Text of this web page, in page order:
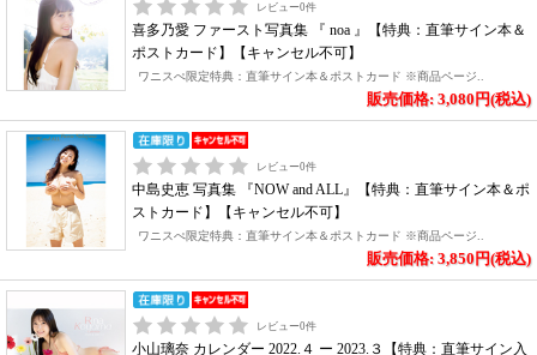
レビュー0件
喜多乃愛 ファースト写真集 『 noa 』【特典：直筆サイン本＆
ポストカード】【キャンセル不可】
ワニスぺ限定特典：直筆サイン本＆ポストカード ※商品ページ..
販売価格: 3,080円(税込)
レビュー0件
中島史恵 写真集 『NOW and ALL』【特典：直筆サイン本＆ポ
ストカード】【キャンセル不可】
ワニスぺ限定特典：直筆サイン本＆ポストカード ※商品ページ..
販売価格: 3,850円(税込)
レビュー0件
小山璃奈 カレンダー 2022.４ ー 2023.３【特典：直筆サイン入